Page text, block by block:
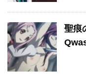
聖痕